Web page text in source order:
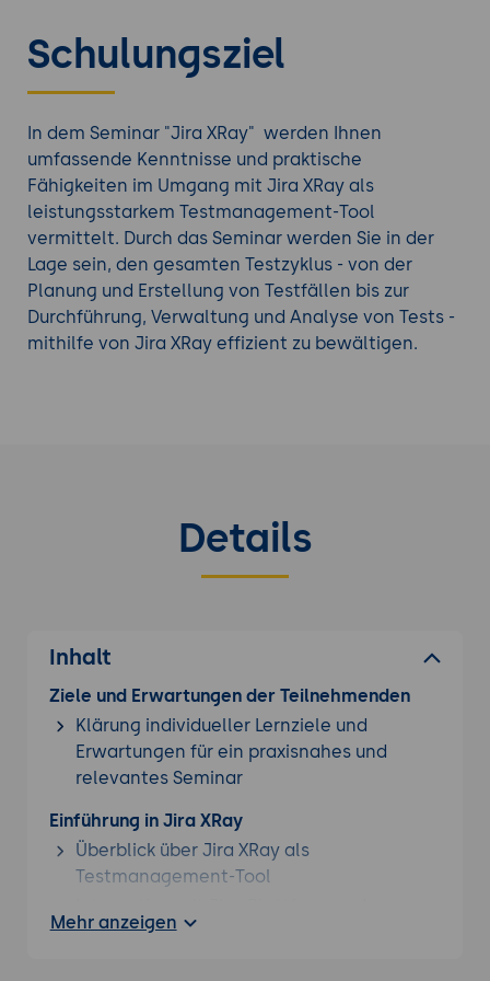
Schulungsziel
In dem Seminar "Jira XRay" werden Ihnen
umfassende Kenntnisse und praktische
Fähigkeiten im Umgang mit Jira XRay als
leistungsstarkem Testmanagement-Tool
vermittelt. Durch das Seminar werden Sie in der
Lage sein, den gesamten Testzyklus - von der
Planung und Erstellung von Testfällen bis zur
Durchführung, Verwaltung und Analyse von Tests -
mithilfe von Jira XRay effizient zu bewältigen.
Details
Inhalt
Ziele und Erwartungen der Teilnehmenden
Klärung individueller Lernziele und
Erwartungen für ein praxisnahes und
relevantes Seminar
Einführung in Jira XRay
Überblick über Jira XRay als
Testmanagement-Tool
Testprozess
Mehr anzeigen